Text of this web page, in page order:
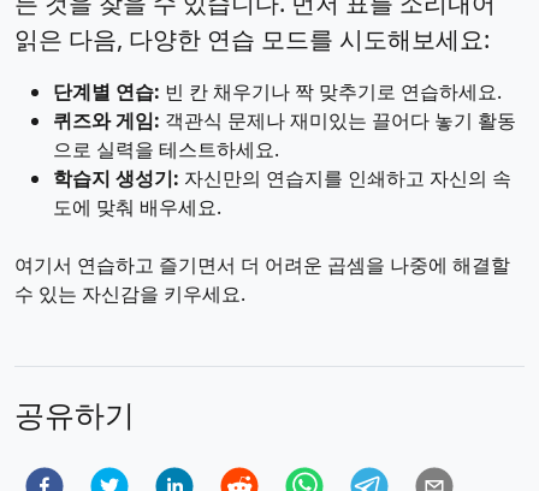
읽은 다음, 다양한 연습 모드를 시도해보세요:
단계별 연습: 빈 칸 채우기나 짝 맞추기로 연습하세요.
퀴즈와 게임: 객관식 문제나 재미있는 끌어다 놓기 활동
으로 실력을 테스트하세요.
학습지 생성기: 자신만의 연습지를 인쇄하고 자신의 속
도에 맞춰 배우세요.
여기서 연습하고 즐기면서 더 어려운 곱셈을 나중에 해결할
수 있는 자신감을 키우세요.
공유하기